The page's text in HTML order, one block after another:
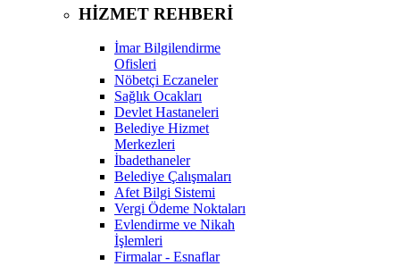
HİZMET REHBERİ
İmar Bilgilendirme
Ofisleri
Nöbetçi Eczaneler
Sağlık Ocakları
Devlet Hastaneleri
Belediye Hizmet
Merkezleri
İbadethaneler
Belediye Çalışmaları
Afet Bilgi Sistemi
Vergi Ödeme Noktaları
Evlendirme ve Nikah
İşlemleri
Firmalar - Esnaflar